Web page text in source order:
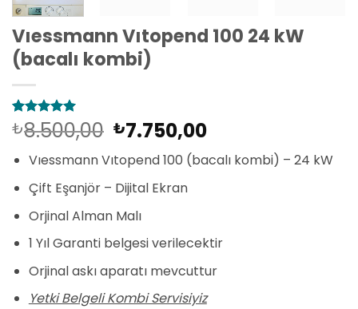
Vıessmann Vıtopend 100 24 kW
(bacalı kombi)
1
müşteri
puanına
5 üzerinden
₺8.500,00 Orijinal
fiyat:
₺8.500,00.
₺7.750,00Şu
andaki
fiyat:
Vıessmann Vıtopend 100 (bacalı kombi) – 24 kW
Çift Eşanjör – Dijital Ekran
Orjinal Alman Malı
1 Yıl Garanti belgesi verilecektir
Orjinal askı aparatı mevcuttur
Yetki Belgeli Kombi Servisiyiz